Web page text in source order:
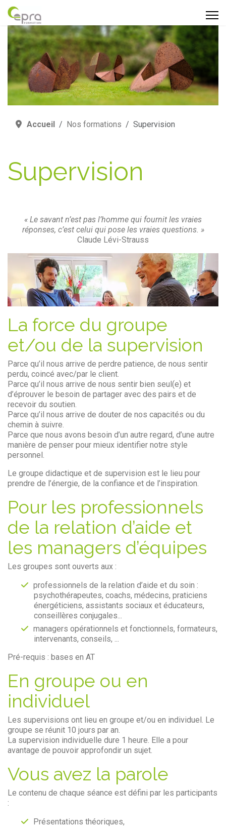
Accueil Nos formations Supervision
Supervision
« Le savant n’est pas l’homme qui fournit les vraies
réponses, c’est celui qui pose les vraies questions. »
Claude Lévi-Strauss
La force du groupe
et/ou de la supervision
Parce qu’il nous arrive de perdre patience, de nous sentir
perdu, coincé avec/par le client.
Parce qu’il nous arrive de nous sentir bien seul(e) et
d’éprouver le besoin de partager avec des pairs et de
recevoir du soutien.
Parce qu’il nous arrive de douter de nos capacités ou du
chemin à suivre.
Parce que nous avons besoin d’un autre regard, d’une autre
manière de penser pour mieux identifier notre style
personnel.
Le groupe didactique et de supervision est le lieu pour
prendre de l’énergie, de la confiance et de l’inspiration.
Pour les professionnels
de la relation d’aide et
les managers d’équipes
Les groupes sont ouverts aux :
professionnels de la relation d’aide et du soin :
psychothérapeutes, coachs, médecins, praticiens
énergéticiens, assistants sociaux et éducateurs,
conseillères conjugales...
managers opérationnels et fonctionnels, formateurs,
intervenants, conseils, ...
Pré-requis : bases en AT
En groupe ou en
individuel
Les supervisions ont lieu en groupe et/ou en individuel. Le
groupe se réunit 10 jours par an.
La supervision individuelle dure 1 heure. Elle a pour
avantage de pouvoir approfondir un sujet.
Vous avez la parole
Le contenu de chaque séance est défini par les participants
:
Présentations théoriques,